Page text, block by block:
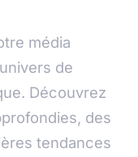
média
de
Découvrez
des
tendances